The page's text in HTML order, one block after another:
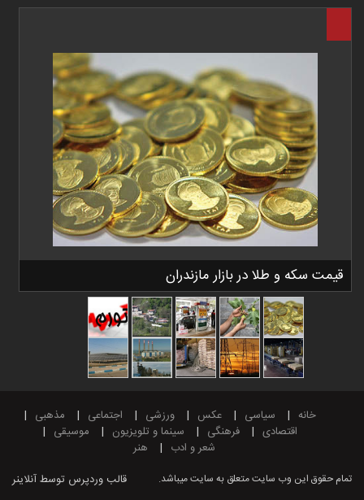
قیمت سکه و طلا در بازار مازندران
خانه سیاسی عکس ورزشی اجتماعی
مذهبی
اقتصادی
فرهنگی سینما و تلویزیون
موسیقی
شعر و ادب
هنر
قالب وردپرس توسط آنلاینر تمام حقوق این وب سایت متعلق به سایت میباشد.